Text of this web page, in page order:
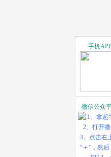
手机
微信公众